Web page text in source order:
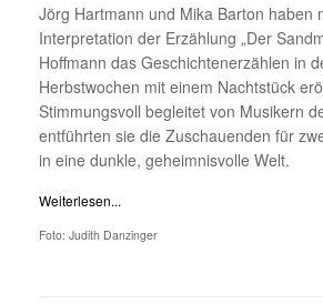
Jörg Hartmann und Mika Barton haben
Interpretation der Erzählung „Der
Hoffmann das Geschichtenerzählen in
Herbstwochen mit einem Nachtstück
Stimmungsvoll begleitet von Musikern
entführten sie die Zuschauenden für
in eine dunkle, geheimnisvolle Welt.
Weiterlesen...
Foto: Judith Danzinger